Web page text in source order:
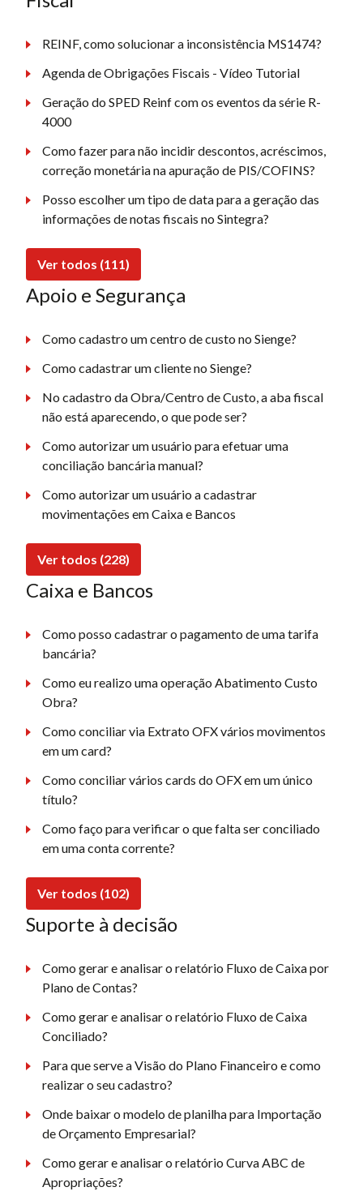
REINF, como solucionar a inconsistência MS1474?
Agenda de Obrigações Fiscais - Vídeo Tutorial
Geração do SPED Reinf com os eventos da série R-
4000
Como fazer para não incidir descontos, acréscimos,
correção monetária na apuração de PIS/COFINS?
Posso escolher um tipo de data para a geração das
informações de notas fiscais no Sintegra?
Ver todos (111)
Apoio e Segurança
Como cadastro um centro de custo no Sienge?
Como cadastrar um cliente no Sienge?
No cadastro da Obra/Centro de Custo, a aba fiscal
não está aparecendo, o que pode ser?
Como autorizar um usuário para efetuar uma
conciliação bancária manual?
Como autorizar um usuário a cadastrar
movimentações em Caixa e Bancos
Ver todos (228)
Caixa e Bancos
Como posso cadastrar o pagamento de uma tarifa
bancária?
Como eu realizo uma operação Abatimento Custo
Obra?
Como conciliar via Extrato OFX vários movimentos
em um card?
Como conciliar vários cards do OFX em um único
título?
Como faço para verificar o que falta ser conciliado
em uma conta corrente?
Ver todos (102)
Suporte à decisão
Como gerar e analisar o relatório Fluxo de Caixa por
Plano de Contas?
Como gerar e analisar o relatório Fluxo de Caixa
Conciliado?
Para que serve a Visão do Plano Financeiro e como
realizar o seu cadastro?
Onde baixar o modelo de planilha para Importação
de Orçamento Empresarial?
Como gerar e analisar o relatório Curva ABC de
Apropriações?